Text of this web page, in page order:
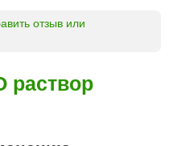
отзыв или